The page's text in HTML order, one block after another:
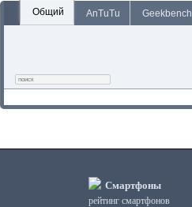
Общий AnTuTu Geekbench
Смартфоны
рейтинг смартфонов